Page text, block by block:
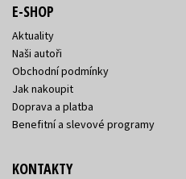
E-SHOP
Aktuality
Naši autoři
Obchodní podmínky
Jak nakoupit
Doprava a platba
Benefitní a slevové programy
KONTAKTY